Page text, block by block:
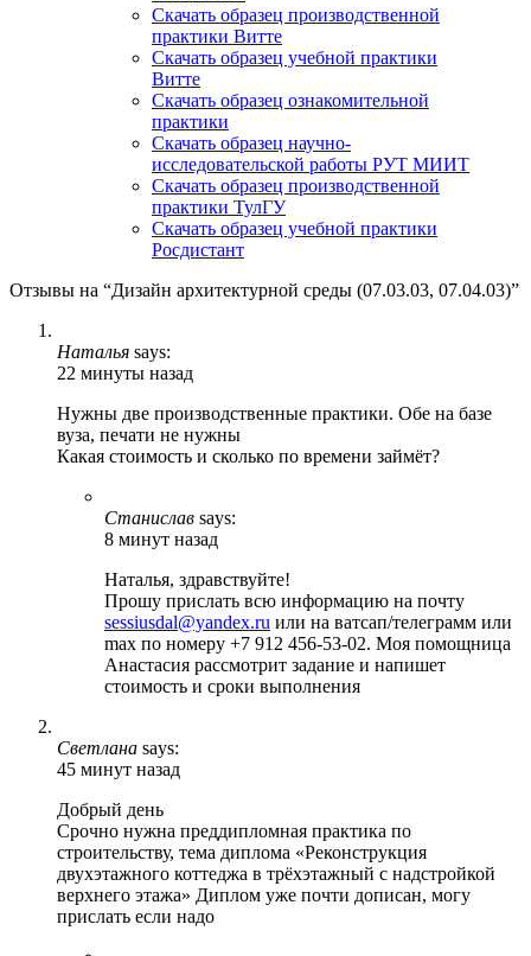
Скачать образец производственной
практики Витте
Скачать образец учебной практики
Витте
Скачать образец ознакомительной
практики
Скачать образец научно-
исследовательской работы РУТ МИИТ
Скачать образец производственной
практики ТулГУ
Скачать образец учебной практики
Росдистант
Отзывы на “Дизайн архитектурной среды (07.03.03, 07.04.03)”
Наталья says:
22 минуты назад
Нужны две производственные практики. Обе на базе
вуза, печати не нужны
Какая стоимость и сколько по времени займёт?
Станислав says:
8 минут назад
Наталья, здравствуйте!
Прошу прислать всю информацию на почту
sessiusdal@yandex.ru или на ватсап/телеграмм или
max по номеру +7 912 456-53-02. Моя помощница
Анастасия рассмотрит задание и напишет
стоимость и сроки выполнения
Светлана says:
45 минут назад
Добрый день
Срочно нужна преддипломная практика по
строительству, тема диплома «Реконструкция
двухэтажного коттеджа в трёхэтажный с надстройкой
верхнего этажа» Диплом уже почти дописан, могу
прислать если надо